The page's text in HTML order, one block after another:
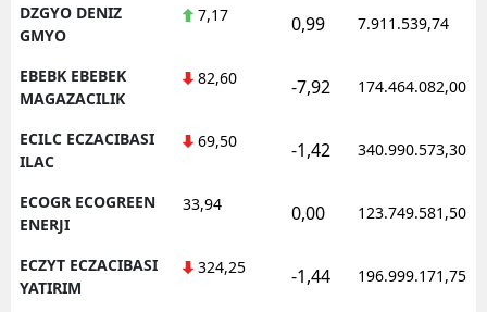
DZGYO DENIZ
GMYO
7,17 0,99 7.911.539,74
EBEBK EBEBEK
MAGAZACILIK
82,60 -7,92 174.464.082,00
ECILC ECZACIBASI
ILAC
69,50 -1,42 340.990.573,30
ECOGR ECOGREEN
ENERJI
33,94 0,00 123.749.581,50
ECZYT ECZACIBASI
YATIRIM
324,25 -1,44 196.999.171,75